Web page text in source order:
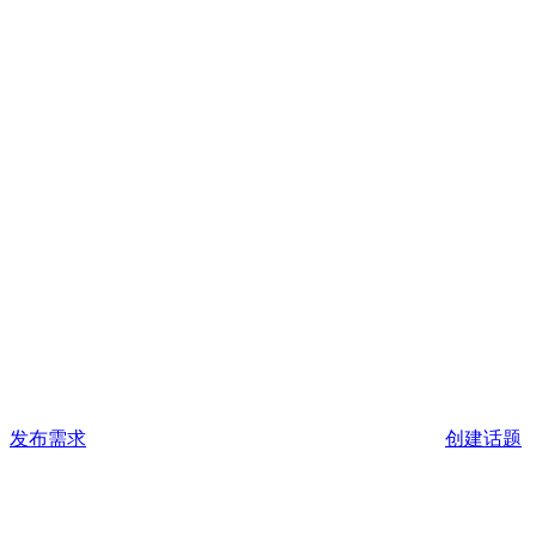
发布需求 创建话题